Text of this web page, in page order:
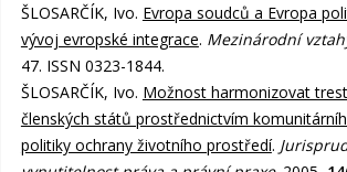
ŠLOSARČÍK, Ivo. Evropa soudců a Evropa
vývoj evropské integrace. Mezinárodní
47. ISSN 0323-1844.
ŠLOSARČÍK, Ivo. Možnost harmonizovat
členských států prostřednictvím
politiky ochrany životního prostředí.